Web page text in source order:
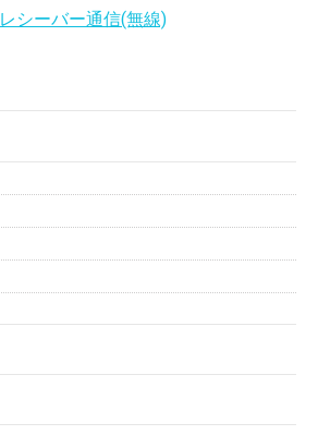
レシーバー通信(無線)